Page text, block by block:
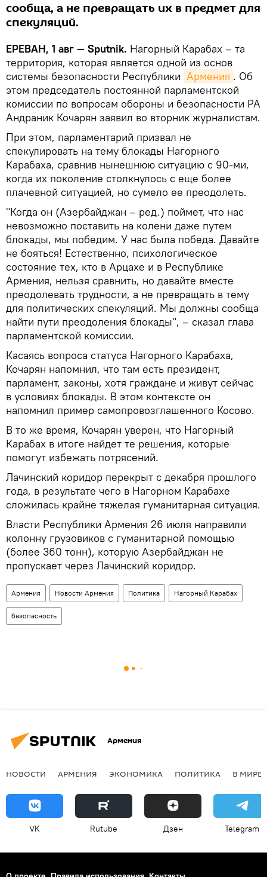
сообща, а не превращать их в предмет для
спекуляций.
ЕРЕВАН, 1 авг — Sputnik. Нагорный Карабах – та
территория, которая является одной из основ
системы безопасности Республики Армения . Об
этом председатель постоянной парламентской
комиссии по вопросам обороны и безопасности РА
Андраник Кочарян заявил во вторник журналистам.
При этом, парламентарий призвал не
спекулировать на тему блокады Нагорного
Карабаха, сравнив нынешнюю ситуацию с 90-ми,
когда их поколение столкнулось с еще более
плачевной ситуацией, но сумело ее преодолеть.
"Когда он (Азербайджан – ред.) поймет, что нас
невозможно поставить на колени даже путем
блокады, мы победим. У нас была победа. Давайте
не бояться! Естественно, психологическое
состояние тех, кто в Арцахе и в Республике
Армения, нельзя сравнить, но давайте вместе
преодолевать трудности, а не превращать в тему
для политических спекуляций. Мы должны сообща
найти пути преодоления блокады", – сказал глава
парламентской комиссии.
Касаясь вопроса статуса Нагорного Карабаха,
Кочарян напомнил, что там есть президент,
парламент, законы, хотя граждане и живут сейчас
в условиях блокады. В этом контексте он
напомнил пример самопровозглашенного Косово.
В то же время, Кочарян уверен, что Нагорный
Карабах в итоге найдет те решения, которые
помогут избежать потрясений.
Лачинский коридор перекрыт с декабря прошлого
года, в результате чего в Нагорном Карабахе
сложилась крайне тяжелая гуманитарная ситуация.
Власти Республики Армения 26 июля направили
колонну грузовиков с гуманитарной помощью
(более 360 тонн), которую Азербайджан не
пропускает через Лачинский коридор.
Армения Новости Армения Политика Нагорный Карабах
безопасность
Армения
НОВОСТИ АРМЕНИЯ ЭКОНОМИКА ПОЛИТИКА В МИРЕ
VK Rutube Дзен Telegram